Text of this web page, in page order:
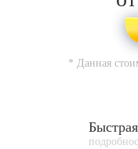
* Данная